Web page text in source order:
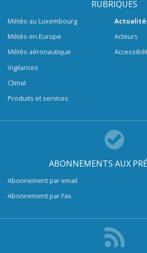
RUBRIQUES
Météo au Luxembourg
Météo en Europe
Météo aéronautique
Vigilances
Climat
Produits et services
Acteurs
ABONNEMENTS AUX
Abonnement par email
Abonnement par Fax